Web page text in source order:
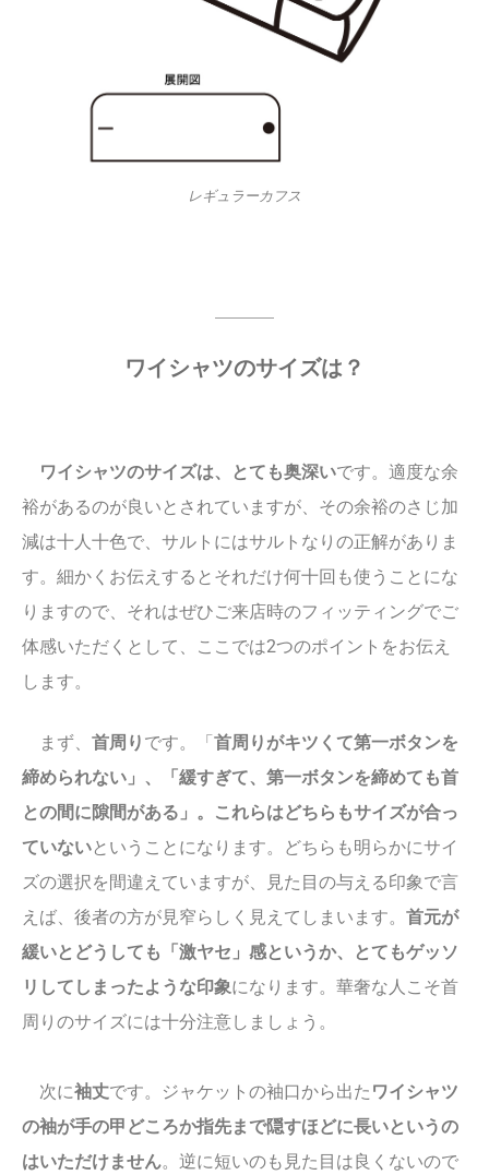
レギュラーカフス
ワイシャツのサイズは？
ワイシャツのサイズは、とても奥深いです。適度な余
裕があるのが良いとされていますが、その余裕のさじ加
減は十人十色で、サルトにはサルトなりの正解がありま
す。細かくお伝えするとそれだけ何十回も使うことにな
りますので、それはぜひご来店時のフィッティングでご
体感いただくとして、ここでは2つのポイントをお伝え
します。
まず、 首周り です。「 首周りがキツくて第一ボタンを
締められない」、「緩すぎて、第一ボタンを締めても首
との間に隙間がある」。これらはどちらもサイズが合っ
ていないということになります。どちらも明らかにサイ
ズの選択を間違えていますが、見た目の与える印象で言
えば、後者の方が見窄らしく見えてしまいます。 首元が
緩いとどうしても「激ヤセ」感というか、とてもゲッソ
リしてしまったような印象になります。華奢な人こそ首
周りのサイズには十分注意しましょう。
次に袖丈です。ジャケットの袖口から出た ワイシャツ
の袖が手の甲どころか指先まで隠すほどに長いというの
はいただけません。逆に短いのも見た目は良くないので